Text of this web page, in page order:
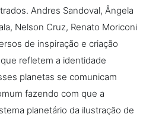
Andres Sandoval, Ângela
Nelson Cruz, Renato Moriconi
de inspiração e criação
refletem a identidade
planetas se comunicam
fazendo com que a
planetário da ilustração de